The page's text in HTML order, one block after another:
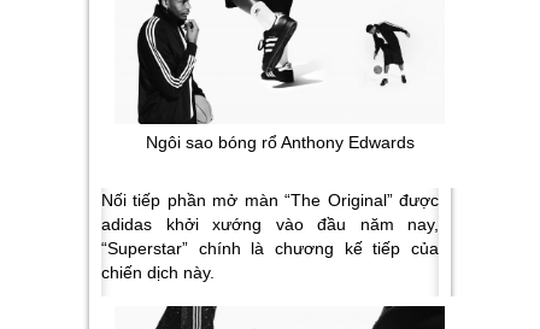
Ngôi sao bóng rổ Anthony Edwards
Nối tiếp phần mở màn “The Original” được
adidas khởi xướng vào đầu năm nay,
“Superstar” chính là chương kế tiếp của
chiến dịch này.